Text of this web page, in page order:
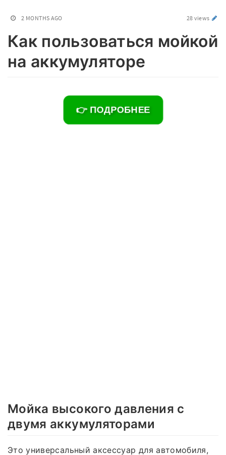
2 MONTHS AGO 28 views
Как пользоваться мойкой
на аккумуляторе
👉 ПОДРОБНЕЕ
Мойка высокого давления с
двумя аккумуляторами
Это универсальный аксессуар для автомобиля,